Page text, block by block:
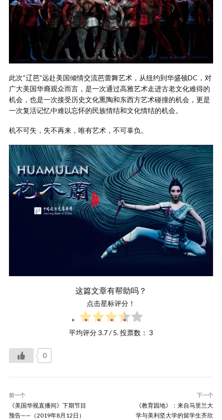
此次“辽芭”远赴美国倾情交流芭蕾舞艺术，从纽约到华盛顿DC，对
广大美国华裔观众而言，是一次通过高雅艺术走进古老文化难得的
机会，也是一次接受历史文化熏陶和东西方艺术碰撞的机会，更是
一次复活记忆中难以忘怀的民族情结和文化情结的机会。
机不可失，失不再来，唯有艺术，不可辜负。
这篇文章有帮助吗？
点击星标评分！
平均评分3.7/ 5. 投票数： 3
0
前一个
《美国华视直播间》下期节目
预告——（2019年8月12日）
下一个
《教育园地》：来自马里兰大
学与美利坚大学的留学生齐欣